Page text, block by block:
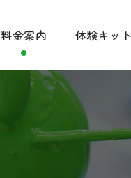
料金案内 体験キット